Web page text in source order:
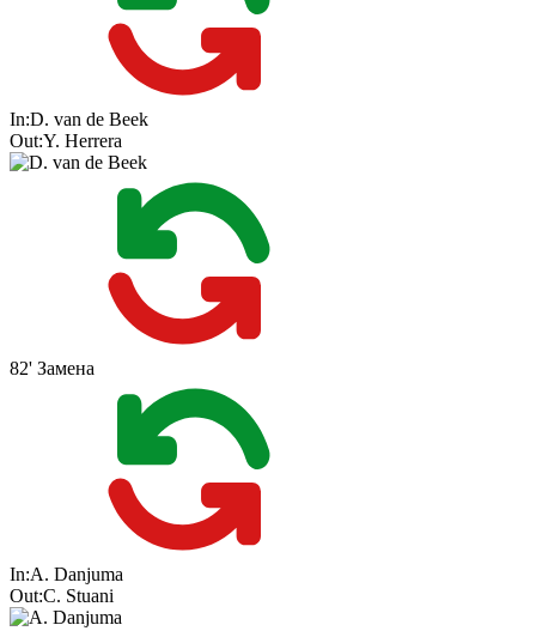
In:D. van de Beek
Out:Y. Herrera
82' Замена
In:A. Danjuma
Out:C. Stuani